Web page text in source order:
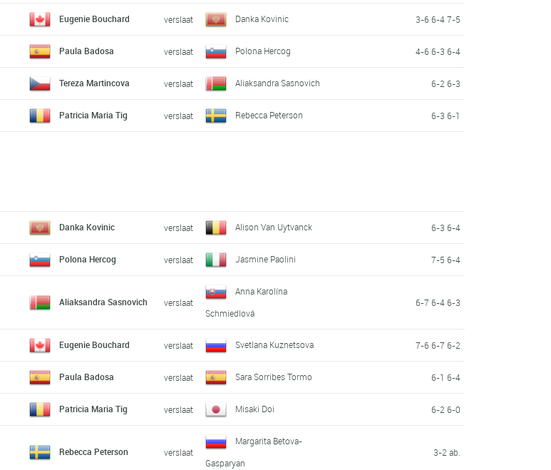
Eugenie Bouchard verslaat Danka Kovinic 3-6 6-4 7-5
Paula Badosa verslaat Polona Hercog 4-6 6-3 6-4
Tereza Martincova verslaat Aliaksandra Sasnovich 6-2 6-3
Patricia Maria Tig verslaat Rebecca Peterson 6-3 6-1
Danka Kovinic verslaat Alison Van Uytvanck 6-3 6-4
Polona Hercog verslaat Jasmine Paolini 7-5 6-4
Aliaksandra Sasnovich verslaat
Anna Karolína
Schmiedlová
6-7 6-4 6-3
Eugenie Bouchard verslaat Svetlana Kuznetsova 7-6 6-7 6-2
Paula Badosa verslaat Sara Sorribes Tormo 6-1 6-4
Patricia Maria Tig verslaat Misaki Doi 6-2 6-0
Rebecca Peterson verslaat
Margarita Betova-
Gasparyan
3-2 ab.